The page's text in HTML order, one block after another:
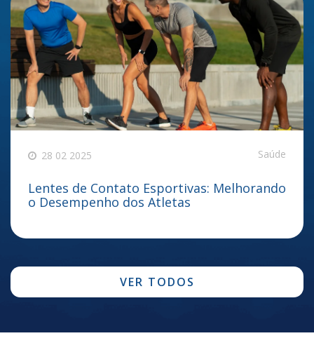
28 02 2025 Saúde
Lentes de Contato Esportivas: Melhorando
o Desempenho dos Atletas
VER TODOS